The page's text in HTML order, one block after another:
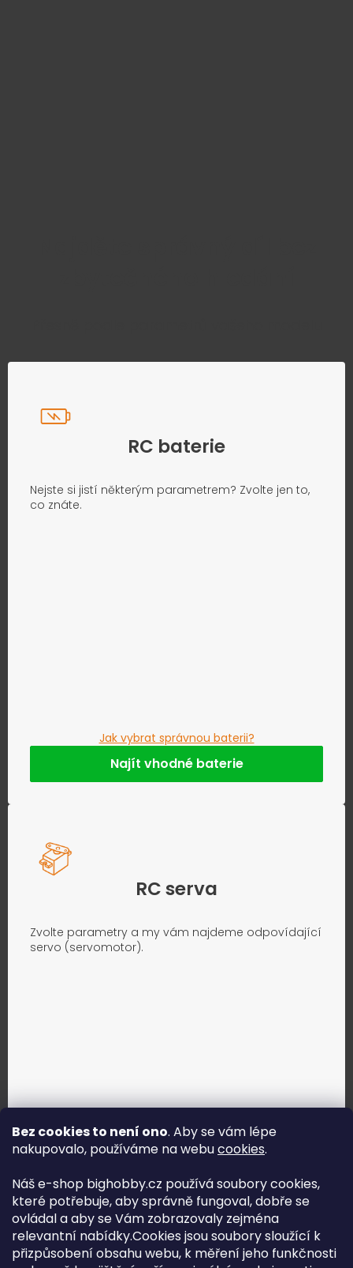
Bez cookies to není ono. Aby se vám lépe
nakupovalo, používáme na webucookies.
Náš e-shop bighobby.cz používá soubory cookies,
které potřebuje, aby správně fungoval, dobře se
ovládal a aby se Vám zobrazovaly zejména
relevantní nabídky.Cookies jsou soubory sloužící k
přizpůsobení obsahu webu, k měření jeho funkčnosti
RC baterie
Nejste si jistí některým parametrem? Zvolte jen to,
co znáte.
Jak vybrat správnou baterii?
Najít vhodné baterie
RC serva
Zvolte parametry a my vám najdeme odpovídající
servo (servomotor).
Jak vybrat správné servo?
Najít správné servo